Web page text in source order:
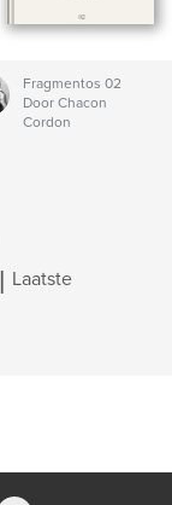
Fragmentos 02
Door Chacon
Cordon
| Laatste